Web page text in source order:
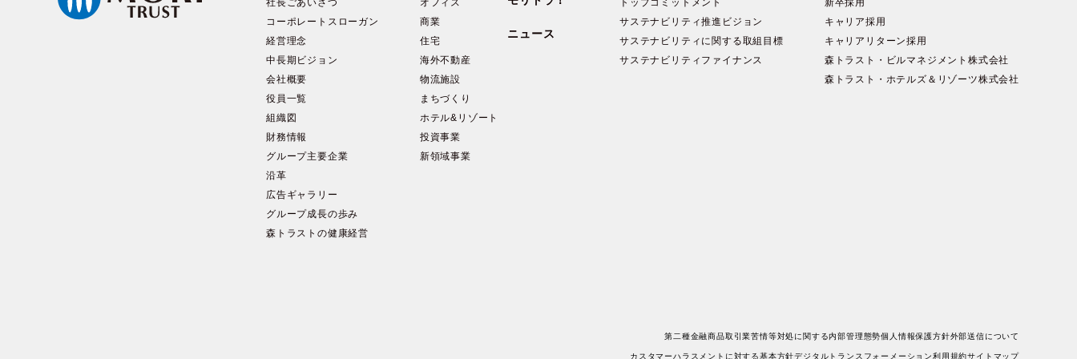
社長ごあいさつ
コーポレートスローガン
経営理念
中長期ビジョン
会社概要
役員一覧
組織図
財務情報
グループ主要企業
沿革
広告ギャラリー
グループ成長の歩み
森トラストの健康経営
オフィス
商業
住宅
海外不動産
物流施設
まちづくり
ホテル&リゾート
投資事業
新領域事業
ニュース
トップコミットメント
サステナビリティ推進ビジョン
サステナビリティに関する取組目標
サステナビリティファイナンス
新卒採用
キャリア採用
キャリアリターン採用
森トラスト・ビルマネジメント株式会社
森トラスト・ホテルズ＆リゾーツ株式会社
第二種金融商品取引業苦情等対処に関する内部管理態勢個人情報保護方針外部送信について
カスタマーハラスメントに対する基本方針デジタルトランスフォーメーション利用規約サイトマップ